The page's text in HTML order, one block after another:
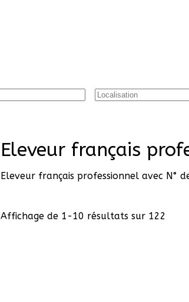
Eleveur français
Eleveur français professionnel avec N° de
Affichage de 1-10 résultats sur 122